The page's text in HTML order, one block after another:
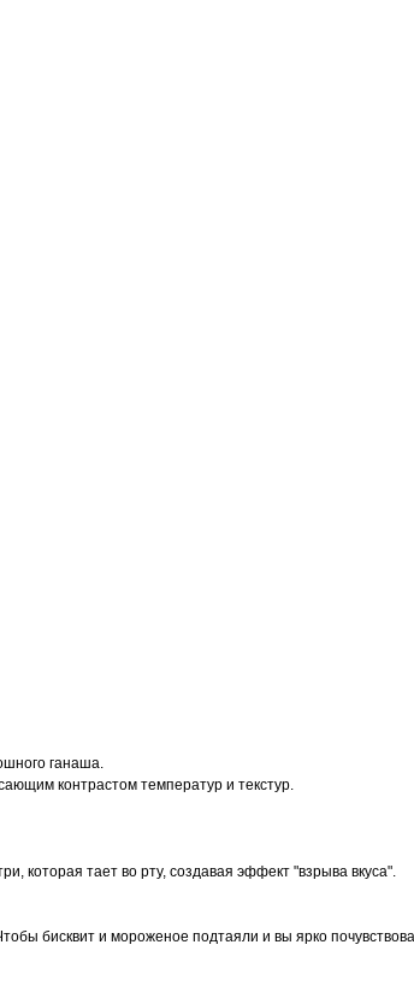
ганаша.
контрастом температур и текстур.
которая тает во рту, создавая эффект "взрыва вкуса".
бисквит и мороженое подтаяли и вы ярко